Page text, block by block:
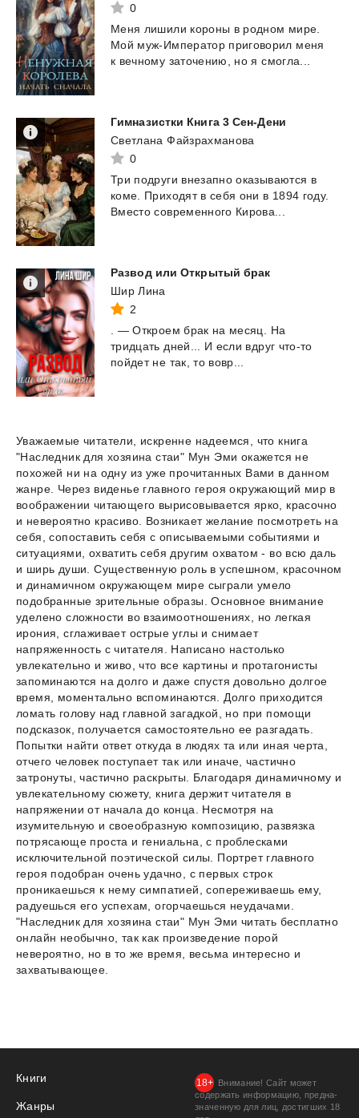
0
Меня лишили короны в родном мире.
Мой муж-Император приговорил меня
к вечному заточению, но я смогла...
Гимназистки Книга 3 Сен-Дени
Светлана Файзрахманова
0
Три подруги внезапно оказываются в
коме.
Приходят в себя они в 1894 году.
Вместо современного Кирова...
Развод или Открытый брак
Шир Лина
2
— Откроем брак на месяц.
На
тридцать дней... И если вдруг что-то
пойдет не так, то вовр...
Уважаемые читатели, искренне надеемся, что книга
"Наследник для хозяина стаи" Мун Эми окажется не
похожей ни на одну из уже прочитанных Вами в данном
жанре. Через виденье главного героя окружающий мир в
воображении читающего вырисовывается ярко, красочно
и невероятно красиво. Возникает желание посмотреть на
себя, сопоставить себя с описываемыми событиями и
ситуациями, охватить себя другим охватом - во всю даль
и ширь души. Существенную роль в успешном, красочном
и динамичном окружающем мире сыграли умело
подобранные зрительные образы. Основное внимание
уделено сложности во взаимоотношениях, но легкая
ирония, сглаживает острые углы и снимает
напряженность с читателя. Написано настолько
увлекательно и живо, что все картины и протагонисты
запоминаются на долго и даже спустя довольно долгое
время, моментально вспоминаются. Долго приходится
ломать голову над главной загадкой, но при помощи
подсказок, получается самостоятельно ее разгадать.
Попытки найти ответ откуда в людях та или иная черта,
отчего человек поступает так или иначе, частично
затронуты, частично раскрыты. Благодаря динамичному и
увлекательному сюжету, книга держит читателя в
напряжении от начала до конца. Несмотря на
изумительную и своеобразную композицию, развязка
потрясающе проста и гениальна, с проблесками
исключительной поэтической силы. Портрет главного
героя подобран очень удачно, с первых строк
проникаешься к нему симпатией, сопереживаешь ему,
радуешься его успехам, огорчаешься неудачами.
"Наследник для хозяина стаи" Мун Эми читать бесплатно
онлайн необычно, так как произведение порой
невероятно, но в то же время, весьма интересно и
захватывающее.
Книги
Жанры
Внимание! Сайт может
содержать информацию, предна­
значенную для лиц, дости­гших 18